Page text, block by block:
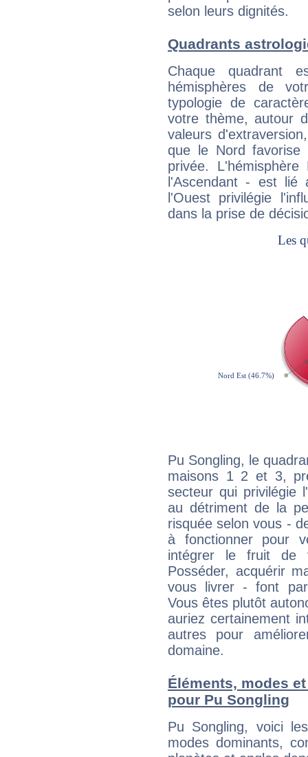
selon leurs dignités.
Quadrants
Chaque quadrant
hémisphères de
typologie de
votre thème, autour
valeurs
que le Nord favorise
privée.
l'Ascendant - est
l'Ouest privilégie
dans la prise de
Pu Songling, le
maisons 1 2 et 3,
secteur qui privilégie
au détriment de la
risquée selon vous -
à fonctionner pour
intégrer le fruit de
Posséder, acquérir
vous livrer - font
Vous êtes plutôt
auriez certainement
autres pour
domaine.
Éléments, modes
pour Pu Songling
Pu Songling, voici
modes dominants,